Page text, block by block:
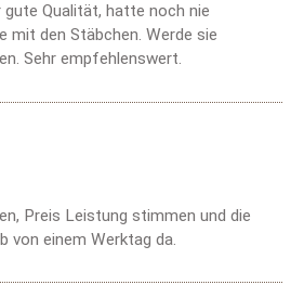
Qualität, hatte noch nie
mit den Stäbchen. Werde sie
Sehr empfehlenswert.
Preis Leistung stimmen und die
von einem Werktag da.